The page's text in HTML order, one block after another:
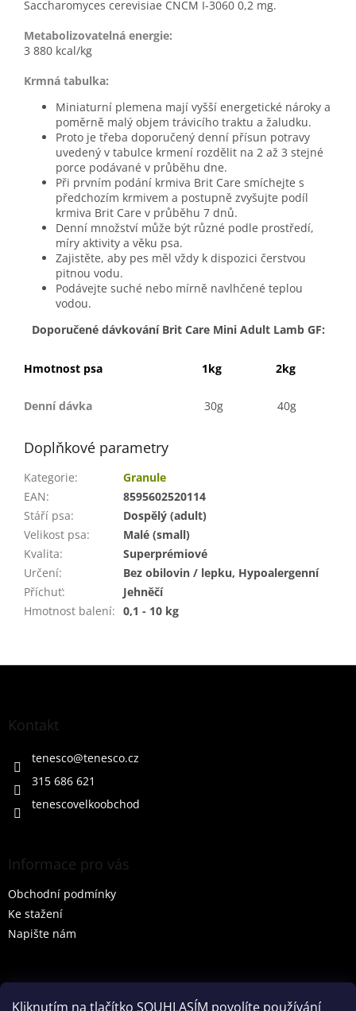
Kliknutím na tlačítko SOUHLASÍM povolíte používání
Saccharomyces cerevisiae CNCM I-3060 0,2 mg.
Metabolizovatelná energie:
3 880 kcal/kg
Krmná tabulka:
Miniaturní plemena mají vyšší energetické nároky a
poměrně malý objem trávicího traktu a žaludku.
Proto je třeba doporučený denní přísun potravy
uvedený v tabulce krmení rozdělit na 2 až 3 stejné
porce podávané v průběhu dne.
Při prvním podání krmiva Brit Care smíchejte s
předchozím krmivem a postupně zvyšujte podíl
krmiva Brit Care v průběhu 7 dnů.
Denní množství může být různé podle prostředí,
míry aktivity a věku psa.
Zajistěte, aby pes měl vždy k dispozici čerstvou
pitnou vodu.
Podávejte suché nebo mírně navlhčené teplou
vodou.
Doporučené dávkování Brit Care Mini Adult Lamb GF:
Hmotnost psa 1kg 2kg
Denní dávka 30g 40g
Doplňkové parametry
Kategorie:
Granule
EAN:
8595602520114
Stáří psa:
Dospělý (adult)
Velikost psa:
Malé (small)
Kvalita:
Superprémiové
Určení:
Bez obilovin / lepku, Hypoalergenní
Příchuť:
Jehněčí
Hmotnost balení: 0,1 - 10 kg
Z
Kontakt
tenesco@tenesco.cz
315 686 621
tenescovelkoobchod
Informace pro vás
Obchodní podmínky
Ke stažení
Napište nám